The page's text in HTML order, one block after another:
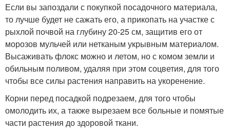
Если вы запоздали с покупкой посадочного материала,
то лучше будет не сажать его, а прикопать на участке с
рыхлой почвой на глубину 20-25 см, защитив его от
морозов мульчей или нетканым укрывным материалом.
Высаживать флокс можно и летом, но с комом земли и
обильным поливом, удаляя при этом соцветия, для того
чтобы все силы растения направить на укоренение.
Корни перед посадкой подрезаем, для того чтобы
омолодить их, а также вырезаем все больные и помятые
части растения до здоровой ткани.